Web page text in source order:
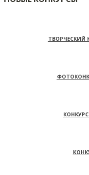
ТВОРЧЕСКИЙ